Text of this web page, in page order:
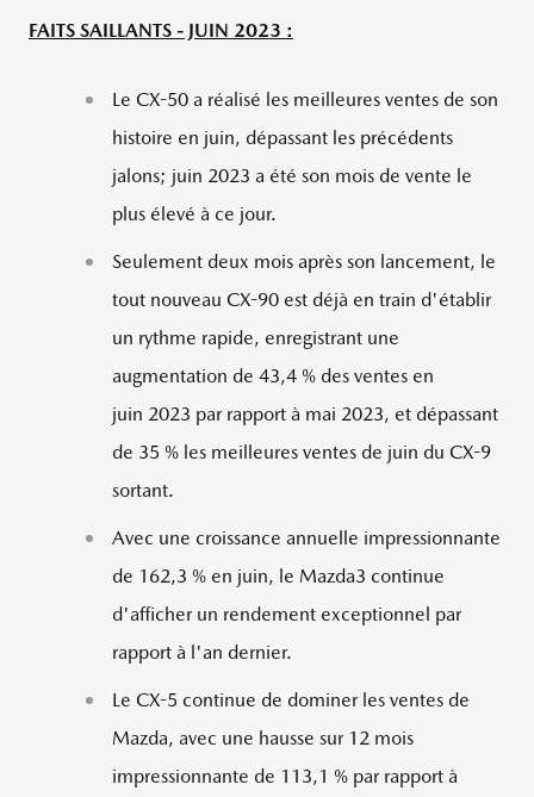
FAITS SAILLANTS - JUIN 2023 :
Le CX-50 a réalisé les meilleures ventes de son
histoire en juin, dépassant les précédents
jalons; juin 2023 a été son mois de vente le
plus élevé à ce jour.
Seulement deux mois après son lancement, le
tout nouveau CX-90 est déjà en train d'établir
un rythme rapide, enregistrant une
augmentation de 43,4 % des ventes en
juin 2023 par rapport à mai 2023, et dépassant
de 35 % les meilleures ventes de juin du CX-9
sortant.
Avec une croissance annuelle impressionnante
de 162,3 % en juin, le Mazda3 continue
d'afficher un rendement exceptionnel par
rapport à l'an dernier.
Le CX-5 continue de dominer les ventes de
Mazda, avec une hausse sur 12 mois
impressionnante de 113,1 % par rapport à